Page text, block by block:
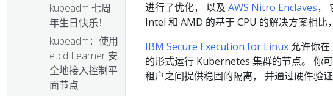
kubeadm 七周
年生日快乐！
kubeadm：使用
etcd Learner 安
全地接入控制平
面节点
进行了优化， 以及 AWS Nitro Enclaves，
Intel 和 AMD 的基于 CPU 的解决方案相比
IBM Secure Execution for Linux 允许你
的形式运行 Kubernetes 集群的节点。 你
租户之间提供稳固的隔离， 并通过硬件验